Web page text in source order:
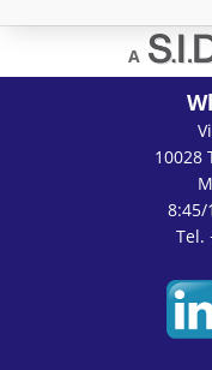
A
10028
8:45/
Tel.